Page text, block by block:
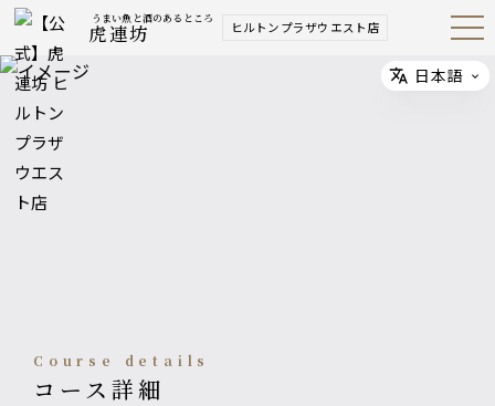
うまい魚と酒のあるところ
虎連坊 ヒルトンプラザウエスト店 Open
Navig
course details
コース詳細
Select
日本語